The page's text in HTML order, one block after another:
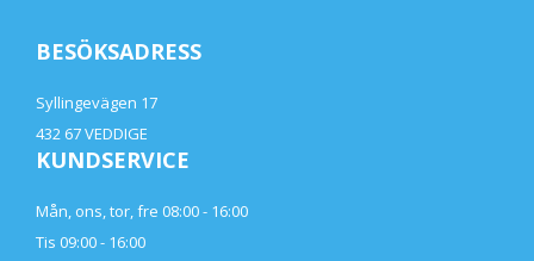
BESÖKSADRESS
Syllingevägen 17
432 67 VEDDIGE
KUNDSERVICE
Mån, ons, tor, fre 08:00 - 16:00
Tis 09:00 - 16:00